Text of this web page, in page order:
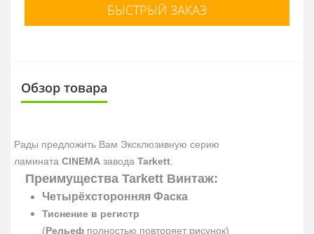
БЫСТРЫЙ ЗАКАЗ
Обзор товара
Рады предложить Вам Эксклюзивную серию
ламината CINEMA завода Tarkett
Преимущества Tarkett Винтаж:
Четырёхсторонняя Фаска
Тиснение в регистр
(Рельеф полностью повторяет рисунок)